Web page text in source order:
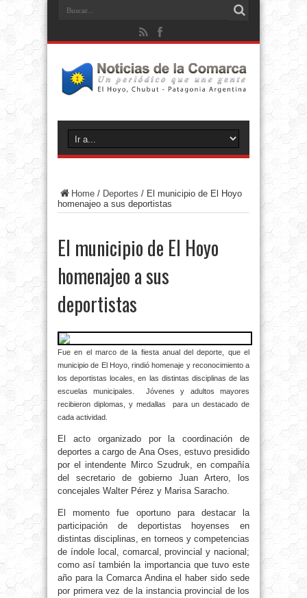
Home / Deportes / El municipio de El Hoyo
homenajeo a sus deportistas
El municipio de El Hoyo
homenajeo a sus
deportistas
Fue en el marco de la fiesta anual del deporte, que el
municipio de El Hoyo, rindió homenaje y reconocimiento a
los deportistas locales, en las distintas disciplinas de las
escuelas municipales. Jóvenes y adultos mayores
recibieron diplomas, y medallas para un destacado de
cada actividad.
El acto organizado por la coordinación de
deportes a cargo de Ana Oses, estuvo presidido
por el intendente Mirco Szudruk, en compañía
del secretario de gobierno Juan Artero, los
concejales Walter Pérez y Marisa Saracho.
El momento fue oportuno para destacar la
participación de deportistas hoyenses en
distintas disciplinas, en torneos y competencias
de índole local, comarcal, provincial y nacional;
como así también la importancia que tuvo este
año para la Comarca Andina el haber sido sede
por primera vez de la instancia provincial de los